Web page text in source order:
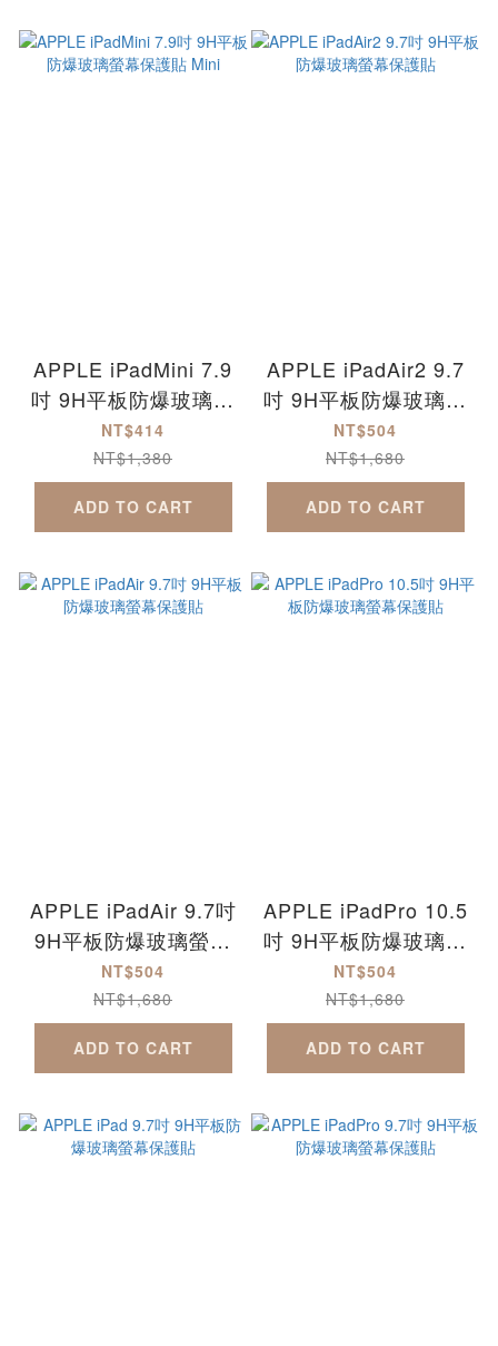
APPLE iPadMini 7.9
吋 9H平板防爆玻璃螢
幕保護貼 Mini
NT$414
NT$1,380
ADD TO CART
APPLE iPadAir2 9.7
吋 9H平板防爆玻璃螢
幕保護貼
NT$504
NT$1,680
ADD TO CART
APPLE iPadAir 9.7吋
9H平板防爆玻璃螢幕
保護貼
NT$504
NT$1,680
ADD TO CART
APPLE iPadPro 10.5
吋 9H平板防爆玻璃螢
幕保護貼
NT$504
NT$1,680
ADD TO CART